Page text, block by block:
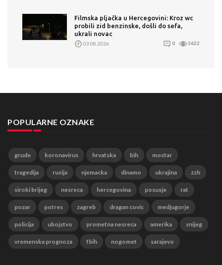
Filmska pljačka u Hercegovini: Kroz wc
probili zid benzinske, došli do sefa,
ukrali novac
03.08.2026. 0 3622
POPULARNE OZNAKE
grude koronavirus hrvatska bih mostar
tragedija rusija njemacka dinamo ukrajina zzh
siroki brijeg nesreca hercegovina posusje rat
pozar potres zagreb dragan covic medjugorje
policija ubojstvo prometna nesreca amerika snijeg
vremenska prognoza fbih nogomet sarajevo